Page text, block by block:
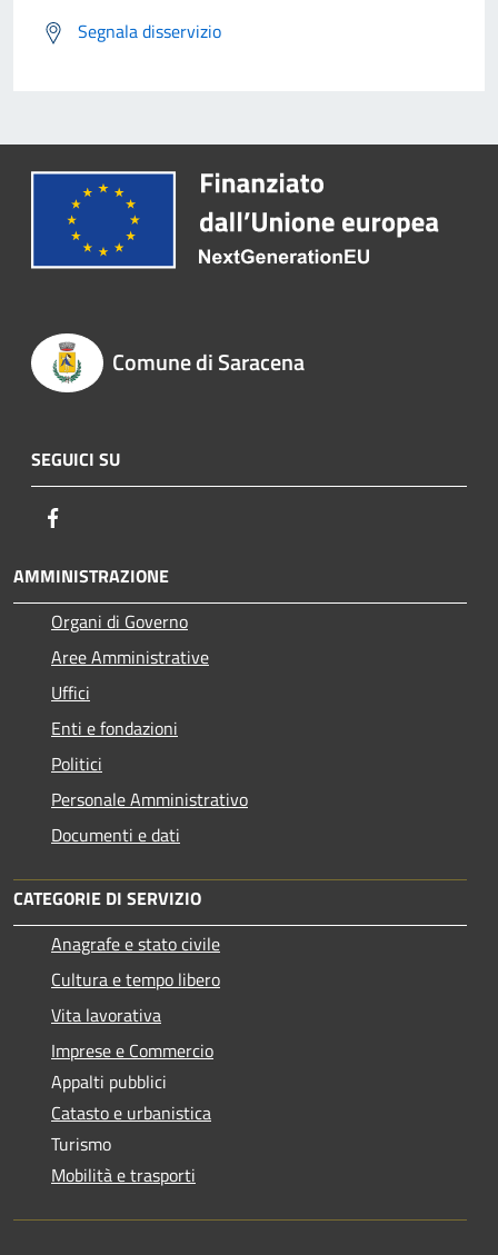
Segnala disservizio
Comune di Saracena
SEGUICI SU
AMMINISTRAZIONE
Organi di Governo
Aree Amministrative
Uffici
Enti e fondazioni
Politici
Personale Amministrativo
Documenti e dati
CATEGORIE DI SERVIZIO
Anagrafe e stato civile
Cultura e tempo libero
Vita lavorativa
Imprese e Commercio
Appalti pubblici
Catasto e urbanistica
Turismo
Mobilità e trasporti